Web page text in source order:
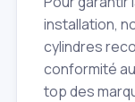
installation,
cylindres
conformité
top des